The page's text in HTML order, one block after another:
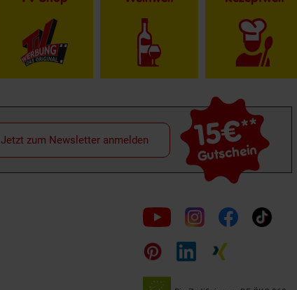
15€**
Gutschein
Jetzt zum Newsletter anmelden
Folge
uns
auf